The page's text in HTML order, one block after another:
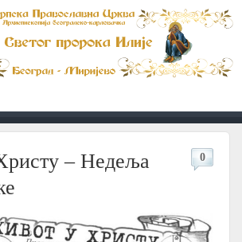
– Недеља
0